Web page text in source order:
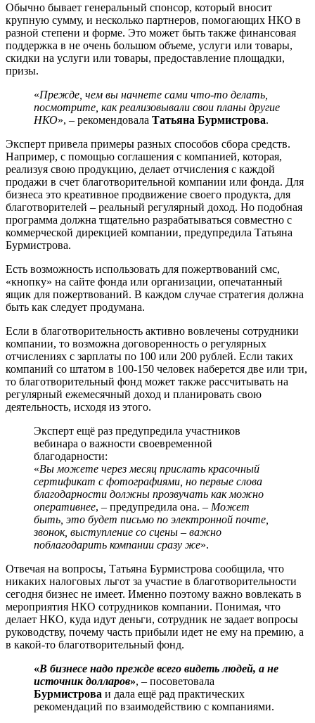
Обычно бывает генеральный спонсор, который вносит
крупную сумму, и несколько партнеров, помогающих НКО в
разной степени и форме. Это может быть также финансовая
поддержка в не очень большом объеме, услуги или товары,
скидки на услуги или товары, предоставление площадки,
призы.
«Прежде, чем вы начнете сами что-то делать,
посмотрите, как реализовывали свои планы другие
НКО», – рекомендовала Татьяна Бурмистрова.
Эксперт привела примеры разных способов сбора средств.
Например, с помощью соглашения с компанией, которая,
реализуя свою продукцию, делает отчисления с каждой
продажи в счет благотворительной компании или фонда. Для
бизнеса это креативное продвижение своего продукта, для
благотворителей – реальный регулярный доход. Но подобная
программа должна тщательно разрабатываться совместно с
коммерческой дирекцией компании, предупредила Татьяна
Бурмистрова.
Есть возможность использовать для пожертвований смс,
«кнопку» на сайте фонда или организации, опечатанный
ящик для пожертвований. В каждом случае стратегия должна
быть как следует продумана.
Если в благотворительность активно вовлечены сотрудники
компании, то возможна договоренность о регулярных
отчислениях с зарплаты по 100 или 200 рублей. Если таких
компаний со штатом в 100-150 человек наберется две или три,
то благотворительный фонд может также рассчитывать на
регулярный ежемесячный доход и планировать свою
деятельность, исходя из этого.
Эксперт ещё раз предупредила участников
вебинара о важности своевременной
благодарности:
«Вы можете через месяц прислать красочный
сертификат с фотографиями, но первые слова
благодарности должны прозвучать как можно
оперативнее, – предупредила она. – Может
быть, это будет письмо по электронной почте,
звонок, выступление со сцены – важно
поблагодарить компании сразу же».
Отвечая на вопросы, Татьяна Бурмистрова сообщила, что
никаких налоговых льгот за участие в благотворительности
сегодня бизнес не имеет. Именно поэтому важно вовлекать в
мероприятия НКО сотрудников компании. Понимая, что
делает НКО, куда идут деньги, сотрудник не задает вопросы
руководству, почему часть прибыли идет не ему на премию, а
в какой-то благотворительный фонд.
«В бизнесе надо прежде всего видеть людей, а не
источник долларов», – посоветовала
Бурмистрова и дала ещё рад практических
рекомендаций по взаимодействию с компаниями.